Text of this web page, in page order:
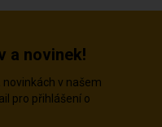
a novinek!
v našem
pro přihlášení o